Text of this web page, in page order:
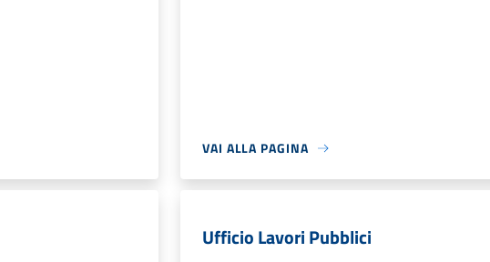
VAI ALLA PAGINA
Ufficio Lavori Pubblici